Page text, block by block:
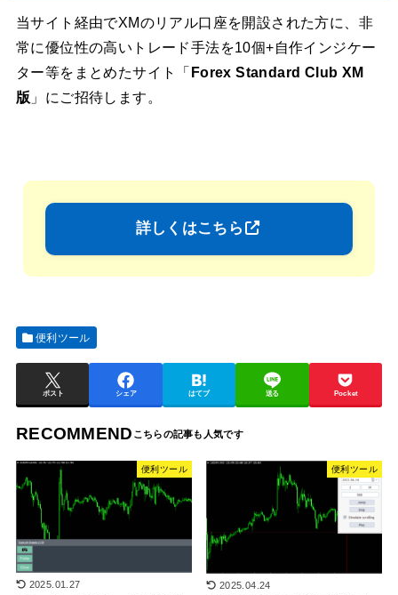
当サイト経由でXMのリアル口座を開設された方に、非
常に優位性の高いトレード手法を10個+自作インジケー
ター等をまとめたサイト「 Forex Standard Club XM
版 」にご招待します。
詳しくはこちら
便利ツール
ポスト シェア はてブ 送る Pocket
RECOMMEND
便利ツール
2025.01.27
便利ツール
2025.04.24